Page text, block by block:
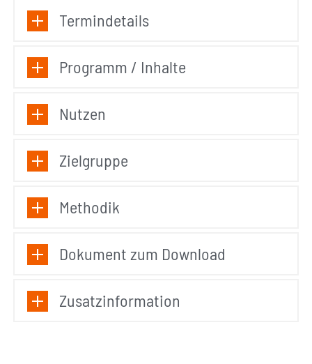
Termindetails
Programm / Inhalte
Nutzen
Zielgruppe
Methodik
Dokument zum Download
Zusatzinformation